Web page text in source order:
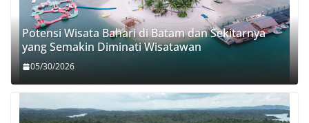
Potensi Wisata Bahari di Batam dan Sekitarnya
yang Semakin Diminati Wisatawan
05/30/2026